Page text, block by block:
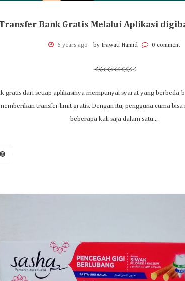
Bank Gratis Melalui Aplikasi
6 years ago by Irawati Hamid 0 comment
gratis dari setiap aplikasinya mempunyai syarat yang berbeda-
transfer limit gratis. Dengan itu, pengguna cuma
beberapa kali saja dalam satu...